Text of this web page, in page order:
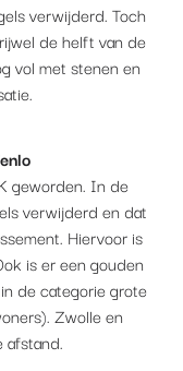
verwijderd. Toch
de helft van de
vol met stenen en
geworden. In de
verwijderd en dat
Hiervoor is
is er een gouden
de categorie grote
Zwolle en
afstand.